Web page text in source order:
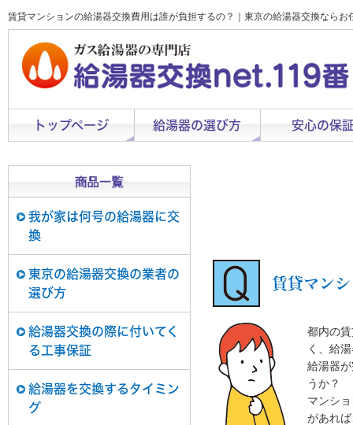
賃貸マンションの給湯器交換費用は誰が負担するの？｜東京の給湯器交換ならお
トップページ 給湯器の選び方 安心の保
我が家は何号の給湯器に交
換
東京の給湯器交換の業者の
選び方
給湯器交換の際に付いてく
る工事保証
給湯器を交換するタイミン
グ
賃貸マン
都内の
く、給
給湯器
うか？
マンシ
があれ